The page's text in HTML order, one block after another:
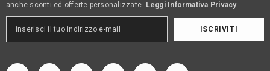
anche sconti ed offerte personalizzate. Leggi Informativa Privacy
ISCRIVITI